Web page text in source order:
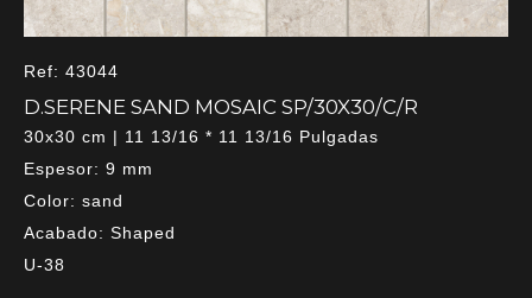
Ref: 43044
D.SERENE SAND MOSAIC SP/30X30/C/R
30x30 cm | 11 13/16 * 11 13/16 Pulgadas
Espesor: 9 mm
Color: sand
Acabado: Shaped
U-38